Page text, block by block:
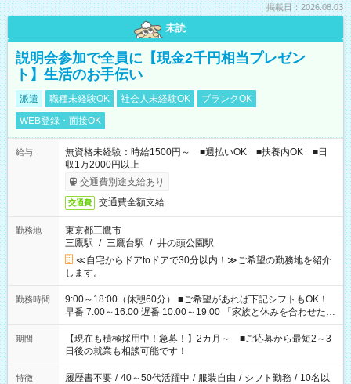
掲載日：2026.08.03
未読
説明会参加で全員に【現金2千円相当プレゼン
ト】生活のお手伝い
派遣 職種未経験OK 社会人未経験OK
ブランクOK
WEB登録・面接OK
給与
無資格未経験：時給1500円～ ■週払いOK ■扶養内OK ■日
収1万2000円以上
交通費別途支給あり
交通費 交通費全額支給
勤務地
東京都三鷹市
三鷹駅 / 三鷹台駅 / 井の頭公園駅
≪自宅からドアtoドアで30分以内！≫ご希望の勤務地を紹介
します。
勤務時間
9:00～18:00（休憩60分） ■ご希望があれば下記シフトもOK！
早番 7:00～16:00 遅番 10:00～19:00 「家族と休みを合わせた
い」 「余裕を持って夕飯の準備がしたい」 「できれば残業はし
たくない」 など、ご希望を教えてくださいね。 ※Wワーク希望
の方へ 今ご覧のお仕事で希望する勤務時間と、もう1つのお仕事
の勤務時間。 合計で週40時間を超える場合は応募できません。
期間
【現在も積極採用中！急募！】2カ月～ ■ご応募から最短2～3
日後の就業も相談可能です！
特徴 履歴書不要 / 40～50代活躍中 / 服装自由 / シフト勤務 / 10名以